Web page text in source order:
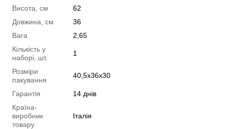
Висота, см
62
Довжина, см
36
Вага
2,65
Кількість у
наборі, шт.
1
Розміри
пакування
40,5x36x30
Гарантія
14 днів
Країна-
виробник
товару
Італія